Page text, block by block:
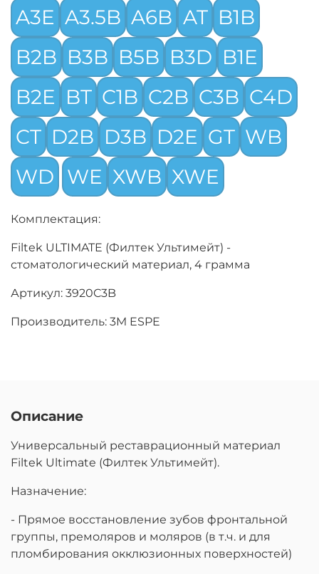
A3E A3.5B A6B AT B1B
B2B B3B B5B B3D B1E
B2E BT C1B C2B C3B C4D
CT D2B D3B D2E GT WB
WD WE XWB XWE
Комплектация:
Filtek ULTIMATE (Филтек Ультимейт) -
стоматологический материал, 4 грамма
Артикул: 3920C3B
Производитель: 3M ESPE
Описание
Универсальный реставрационный материал
Filtek Ultimate (Филтек Ультимейт).
Назначение:
- Прямое восстановление зубов фронтальной
группы, премоляров и моляров (в т.ч. и для
пломбирования окклюзионных поверхностей)